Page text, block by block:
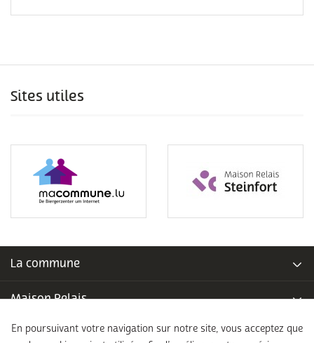
Sites utiles
La commune
Maison Relais
Piscine communale
En poursuivant votre navigation sur notre site, vous acceptez que